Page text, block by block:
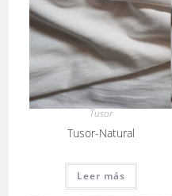
Tusor
Tusor-Natural
Leer más